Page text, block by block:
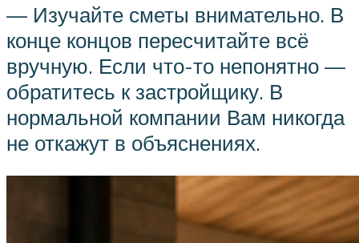
— Изучайте сметы внимательно. В
конце концов пересчитайте всё
вручную. Если что-то непонятно —
обратитесь к застройщику. В
нормальной компании Вам никогда
не откажут в объяснениях.